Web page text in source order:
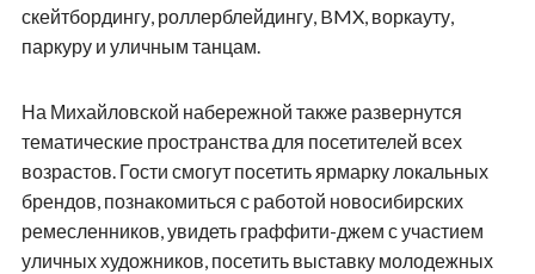
скейтбордингу, роллерблейдингу, BMX, воркауту,
паркуру и уличным танцам.
На Михайловской набережной также развернутся
тематические пространства для посетителей всех
возрастов. Гости смогут посетить ярмарку локальных
брендов, познакомиться с работой новосибирских
ремесленников, увидеть граффити-джем с участием
уличных художников, посетить выставку молодежных